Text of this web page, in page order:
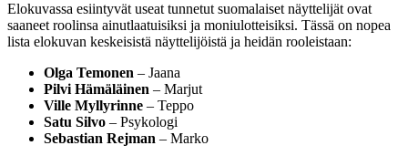
Elokuvassa esiintyvät useat tunnetut suomalaiset näyttelijät ovat
saaneet roolinsa ainutlaatuisiksi ja moniulotteisiksi. Tässä on nopea
lista elokuvan keskeisistä näyttelijöistä ja heidän rooleistaan:
Olga Temonen – Jaana
Pilvi Hämäläinen – Marjut
Ville Myllyrinne – Teppo
Satu Silvo – Psykologi
Sebastian Rejman – Marko